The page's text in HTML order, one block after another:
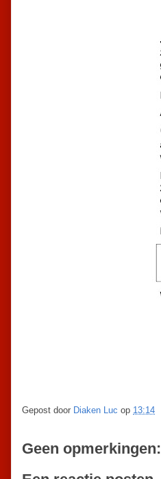
Gepost door Diaken Luc op 13:14
Geen opmerkingen: